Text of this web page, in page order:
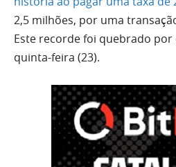
2,5 milhões, por uma
Este recorde foi quebrado
quinta-feira (23).